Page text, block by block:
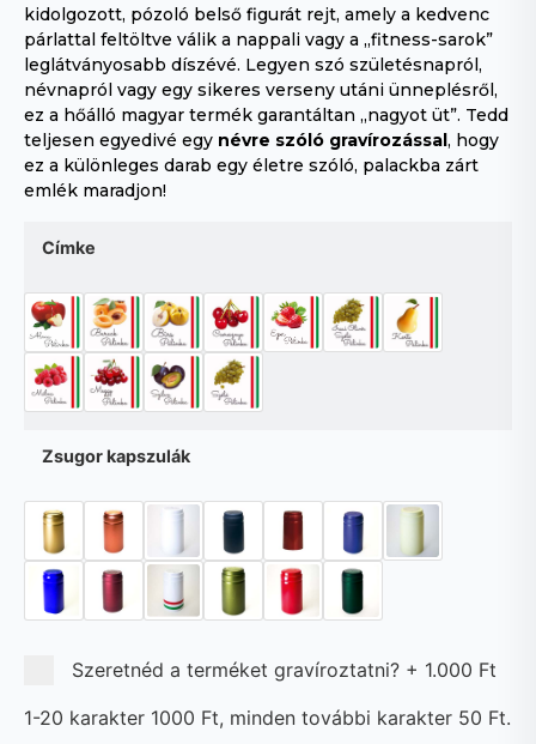
kidolgozott, pózoló belső figurát rejt, amely a kedvenc
párlattal feltöltve válik a nappali vagy a „fitness-sarok”
leglátványosabb díszévé. Legyen szó születésnapról,
névnapról vagy egy sikeres verseny utáni ünneplésről,
ez a hőálló magyar termék garantáltan „nagyot üt”. Tedd
teljesen egyedivé egy névre szóló gravírozással , hogy
ez a különleges darab egy életre szóló, palackba zárt
emlék maradjon!
Címke
Zsugor kapszulák
Szeretnéd a terméket gravíroztatni? + 1.000 Ft
1-20 karakter 1000 Ft, minden további karakter 50 Ft.